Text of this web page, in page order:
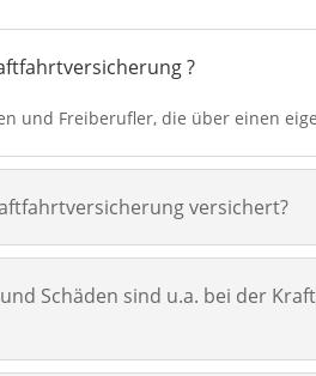
?
und Freiberufler, die über einen
versichert?
Schäden sind u.a. bei der